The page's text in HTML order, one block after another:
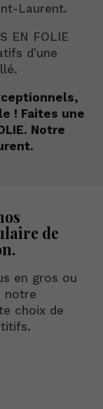
Laurent.
EN FOLIE
d'une
! Faites une
Notre
de
en gros ou
notre
choix de